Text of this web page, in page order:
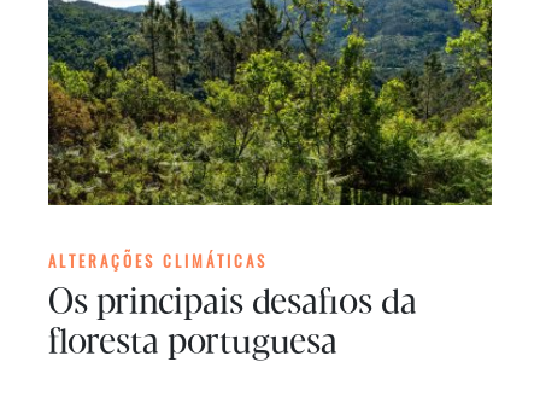
ALTERAÇÕES CLIMÁTICAS
Os principais desafios da
floresta portuguesa